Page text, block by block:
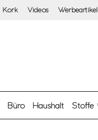
Kork Videos Werbeartikel
Büro Haushalt Stoffe